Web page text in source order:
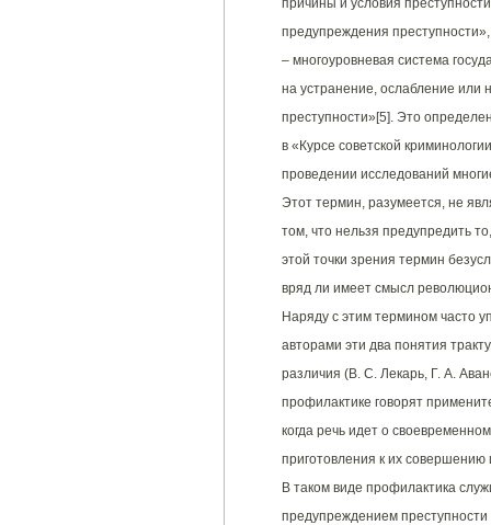
причины и условия
предупреждения
– многоуровневая система
на устранение, ослабление или
преступности»[5]. Это
в «Курсе советской
проведении исследований
Этот термин, разумеется, не
том, что нельзя предупредить
этой точки зрения термин
вряд ли имеет смысл
Наряду с этим термином часто
авторами эти два понятия
различия (В. С. Лекарь, Г. А.
профилактике говорят
когда речь идет о
приготовления к их
В таком виде профилактика
предупреждением